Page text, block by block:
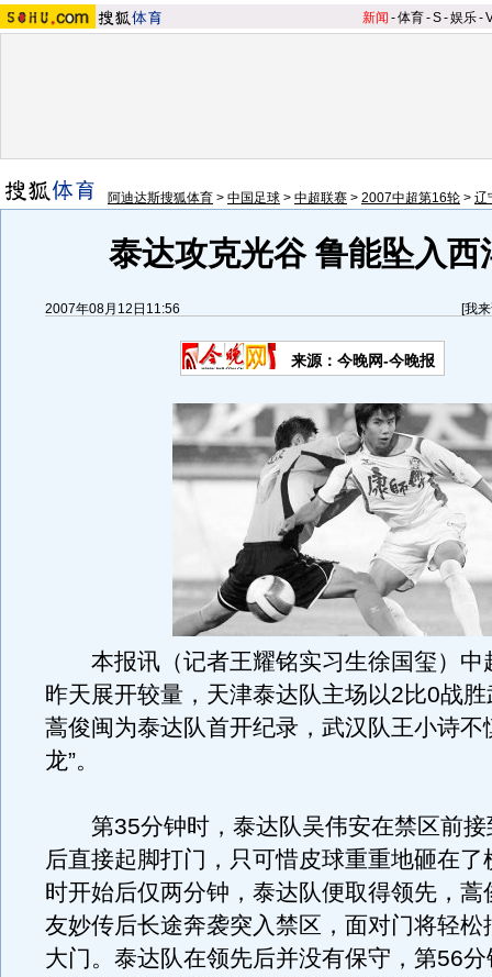
新闻 -体育-S-娱乐-
阿迪达斯搜狐体育 > 中国足球 > 中超联赛 > 2007中超第16轮 > 辽
泰达攻克光谷 鲁能坠入西
2007年08月12日11:56 [我
来源：今晚网-今晚报
本报讯（记者王耀铭实习生徐国玺）中
昨天展开较量，天津泰达队主场以2比0战
蒿俊闽为泰达队首开纪录，武汉队王小诗不
龙”。
第35分钟时，泰达队吴伟安在禁区前接
后直接起脚打门，只可惜皮球重重地砸在了
时开始后仅两分钟，泰达队便取得领先，蒿
友妙传后长途奔袭突入禁区，面对门将轻松
大门。泰达队在领先后并没有保守，第56